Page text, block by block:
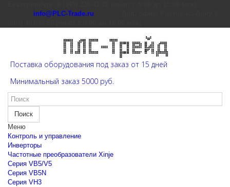
info@PLC-Trade.ru
Поставка оборудования под заказ от 15 дней
Минимальный заказ 5000 руб.
Поиск
Меню
Контроль и управление
Инверторы
Частотные преобразователи Xinje
Cерия VB5/V5
Cерия VB5N
Cерия VH3